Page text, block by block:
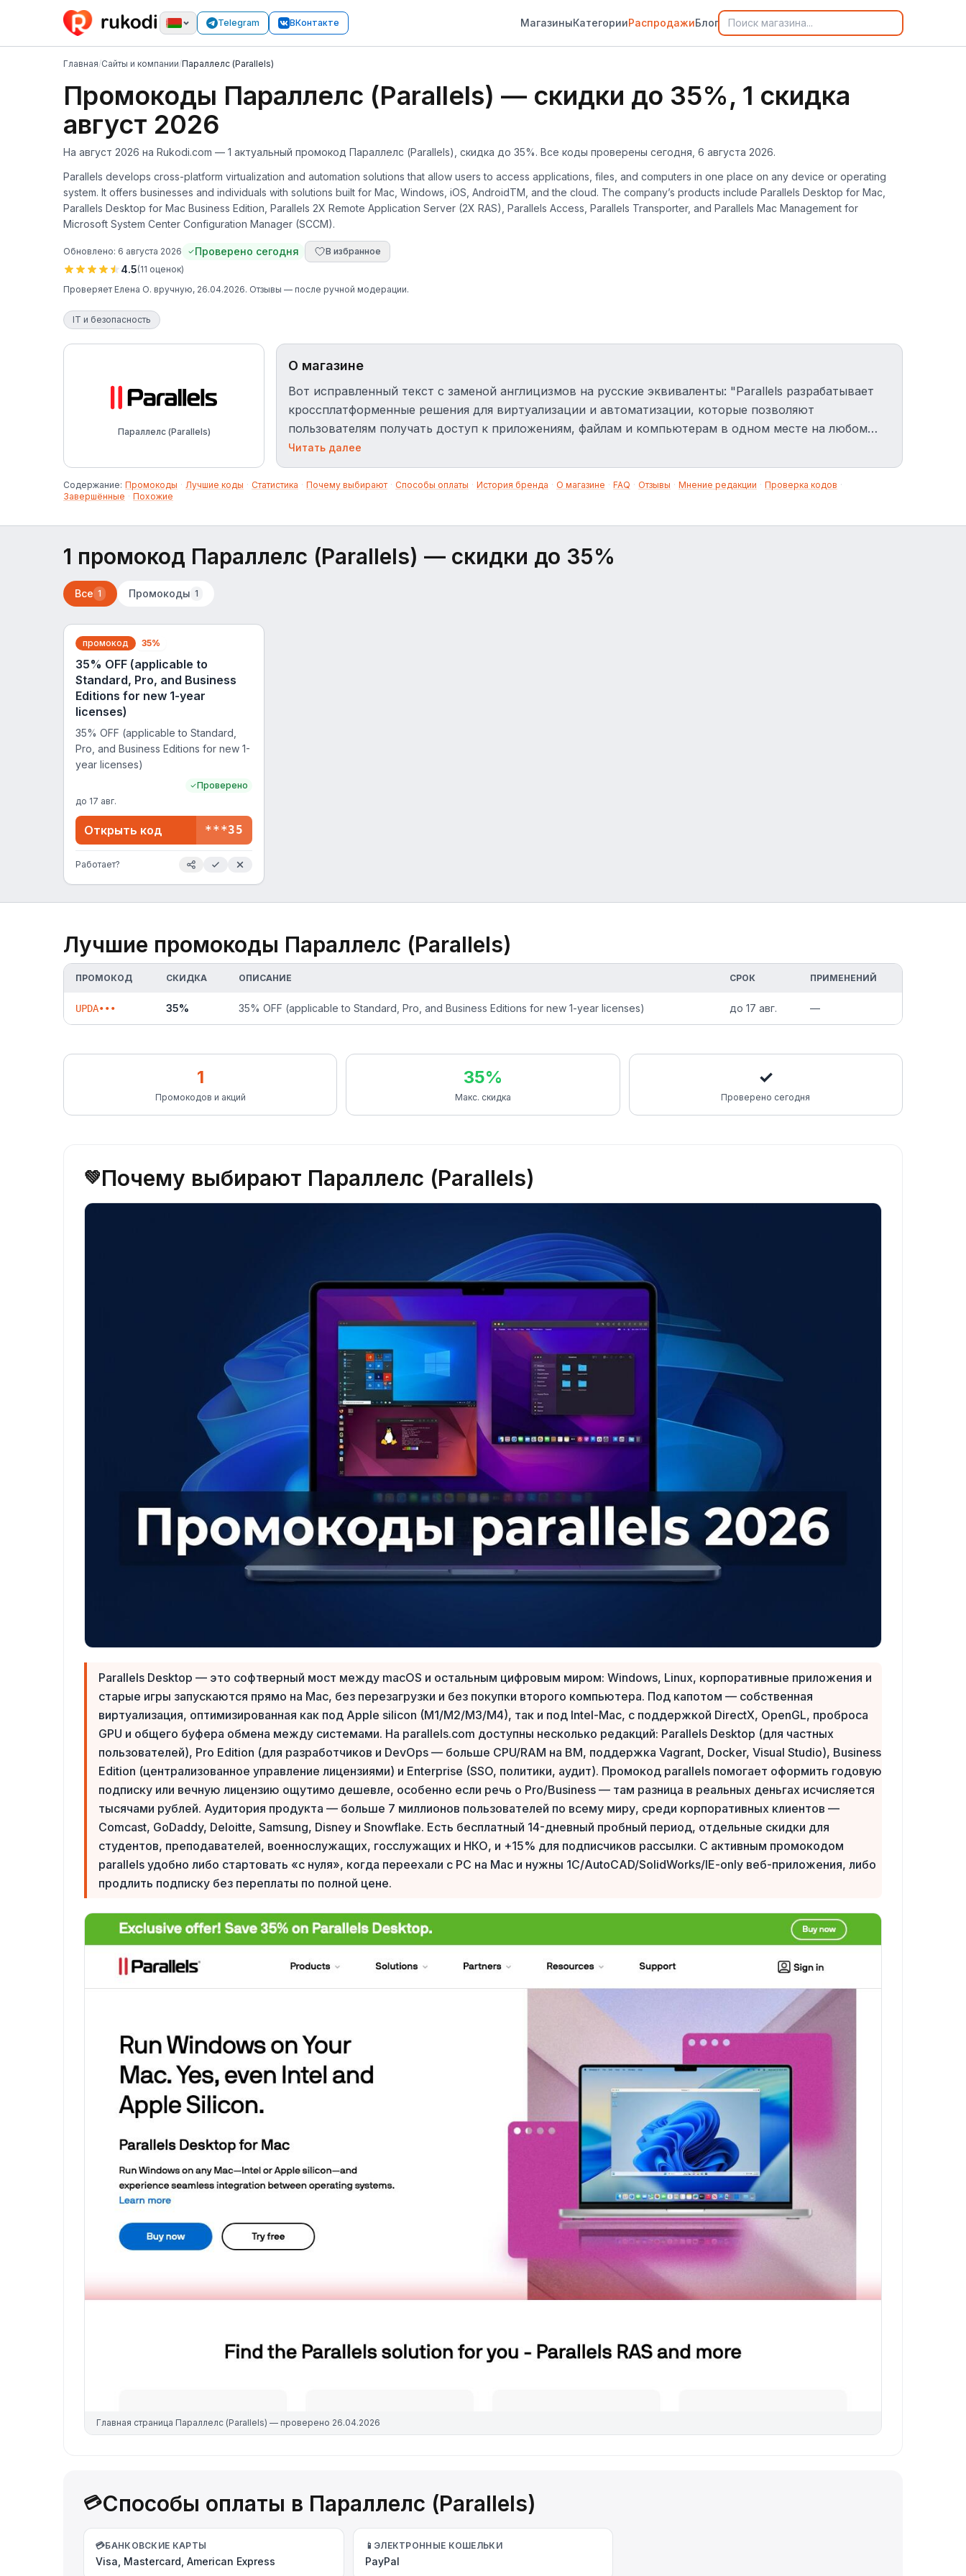
Telegram ВКонтакте МагазиныКатегорииРаспродажиБлог
Главная/Сайты и компании/Параллелс (Parallels)
Промокоды Параллелс (Parallels) — скидки до 35%, 1 скидка
август 2026
На август 2026 на Rukodi.com — 1 актуальный промокод Параллелс (Parallels), скидка до 35%. Все коды проверены сегодня, 6 августа 2026.
Parallels develops cross-platform virtualization and automation solutions that allow users to access applications, files, and computers in one place on any device or operating
system. It offers businesses and individuals with solutions built for Mac, Windows, iOS, AndroidTM, and the cloud. The company’s products include Parallels Desktop for Mac,
Parallels Desktop for Mac Business Edition, Parallels 2X Remote Application Server (2X RAS), Parallels Access, Parallels Transporter, and Parallels Mac Management for
Microsoft System Center Configuration Manager (SCCM).
Обновлено: 6 августа 2026 Проверено сегодня В избранное
4.5(11 оценок)
Проверяет Елена О. вручную, 26.04.2026. Отзывы — после ручной модерации.
IT и безопасность
Параллелс (Parallels)
О магазине
Вот исправленный текст с заменой англицизмов на русские эквиваленты: "Parallels разрабатывает
кроссплатформенные решения для виртуализации и автоматизации, которые позволяют
пользователям получать доступ к приложениям, файлам и компьютерам в одном месте на любом
устройстве или операционной системе. Компания предлагает предприятиям и частным лицам
решения, созданные для Mac, Windows, iOS, AndroidTM и облака. Продукты компании включают
Parallels Desktop for Mac, Parallels Desktop for Mac Business Edition, Parallels 2X Remote Application
Center Configuration Manager (SCCM)."
Читать далее
Содержание: Промокоды · Лучшие коды · Статистика · Почему выбирают · Способы оплаты · История бренда · О магазине · FAQ · Отзывы · Мнение редакции · Проверка кодов ·
Завершённые · Похожие
1 промокод Параллелс (Parallels) — скидки до 35%
Все 1 Промокоды 1
промокод 35%
35% OFF (applicable to
Standard, Pro, and Business
Editions for new 1-year
licenses)
35% OFF (applicable to Standard,
Pro, and Business Editions for new 1-
year licenses)
Проверено
до 17 авг.
Открыть код ***35
Работает?
Лучшие промокоды Параллелс (Parallels)
ПРОМОКОД СКИДКА ОПИСАНИЕ СРОК ПРИМЕНЕНИЙ
UPDA••• 35% 35% OFF (applicable to Standard, Pro, and Business Editions for new 1-year licenses) до 17 авг. —
1
Промокодов и акций
35%
Макс. скидка
✓
Проверено сегодня
💚Почему выбирают Параллелс (Parallels)
Parallels Desktop — это софтверный мост между macOS и остальным цифровым миром: Windows, Linux, корпоративные приложения и
старые игры запускаются прямо на Mac, без перезагрузки и без покупки второго компьютера. Под капотом — собственная
виртуализация, оптимизированная как под Apple silicon (M1/M2/M3/M4), так и под Intel-Mac, с поддержкой DirectX, OpenGL, проброса
GPU и общего буфера обмена между системами. На parallels.com доступны несколько редакций: Parallels Desktop (для частных
пользователей), Pro Edition (для разработчиков и DevOps — больше CPU/RAM на ВМ, поддержка Vagrant, Docker, Visual Studio), Business
Edition (централизованное управление лицензиями) и Enterprise (SSO, политики, аудит). Промокод parallels помогает оформить годовую
подписку или вечную лицензию ощутимо дешевле, особенно если речь о Pro/Business — там разница в реальных деньгах исчисляется
тысячами рублей. Аудитория продукта — больше 7 миллионов пользователей по всему миру, среди корпоративных клиентов —
Comcast, GoDaddy, Deloitte, Samsung, Disney и Snowflake. Есть бесплатный 14-дневный пробный период, отдельные скидки для
студентов, преподавателей, военнослужащих, госслужащих и НКО, и +15% для подписчиков рассылки. С активным промокодом
parallels удобно либо стартовать «с нуля», когда переехали с PC на Mac и нужны 1С/AutoCAD/SolidWorks/IE-only веб-приложения, либо
продлить подписку без переплаты по полной цене.
Главная страница Параллелс (Parallels) — проверено 26.04.2026
💳Способы оплаты в Параллелс (Parallels)
💳БАНКОВСКИЕ КАРТЫ
Visa, Mastercard, American Express
📱 ЭЛЕКТРОННЫЕ КОШЕЛЬКИ
PayPal